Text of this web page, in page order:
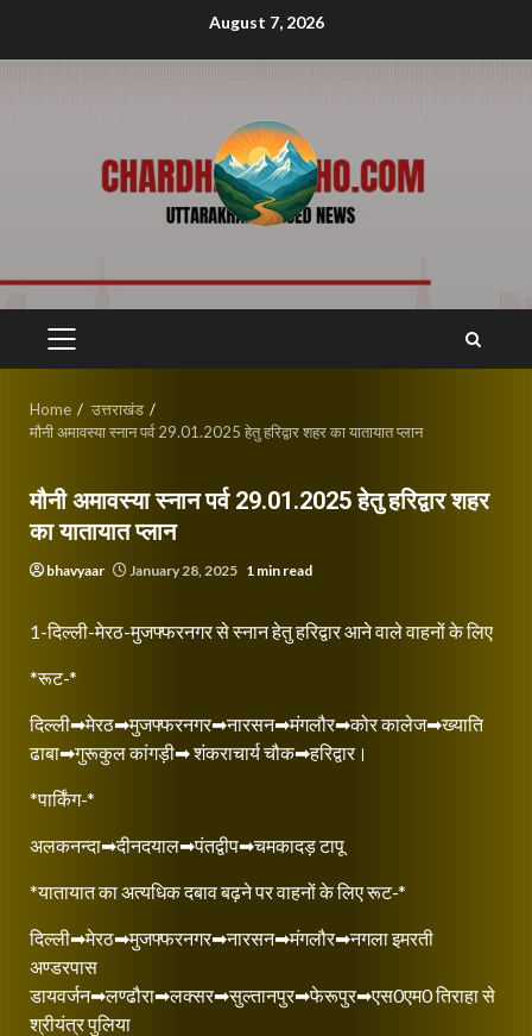
August 7, 2026
PRIMARY
Home
उत्तराखंड
मौनी अमावस्या स्नान पर्व 29.01.2025 हेतु हरिद्वार शहर का यातायात प्लान
मौनी अमावस्या स्नान पर्व 29.01.2025 हेतु हरिद्वार शहर
का यातायात प्लान
bhavyaar January 28, 2025 1 min read
1-दिल्ली-मेरठ-मुजफ्फरनगर से स्नान हेतु हरिद्वार आने वाले वाहनों के लिए
*रूट-*
दिल्ली➡मेरठ➡मुजफ्फरनगर➡नारसन➡मंगलौर➡कोर कालेज➡ख्याति
ढाबा➡गुरूकुल कांगड़ी➡ शंकराचार्य चौक➡हरिद्वार।
*पार्किंग-*
अलकनन्दा➡दीनदयाल➡पंतद्वीप➡चमकादड़ टापू
*यातायात का अत्यधिक दबाव बढ़ने पर वाहनों के लिए रूट-*
दिल्ली➡मेरठ➡मुजफ्फरनगर➡नारसन➡मंगलौर➡नगला इमरती
अण्डरपास
डायवर्जन➡लण्ढौरा➡लक्सर➡सुल्तानपुर➡फेरूपुर➡एस0एम0 तिराहा से
श्रीयंत्र पुलिया